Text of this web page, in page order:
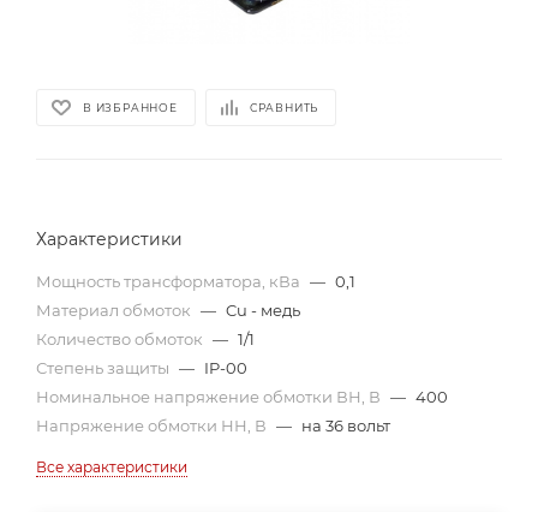
В ИЗБРАННОЕ СРАВНИТЬ
Характеристики
Мощность трансформатора, кВа — 0,1
Материал обмоток — Cu - медь
Количество обмоток — 1/1
Степень защиты — IP-00
Номинальное напряжение обмотки ВН, В — 400
Напряжение обмотки НН, В — на 36 вольт
Все характеристики